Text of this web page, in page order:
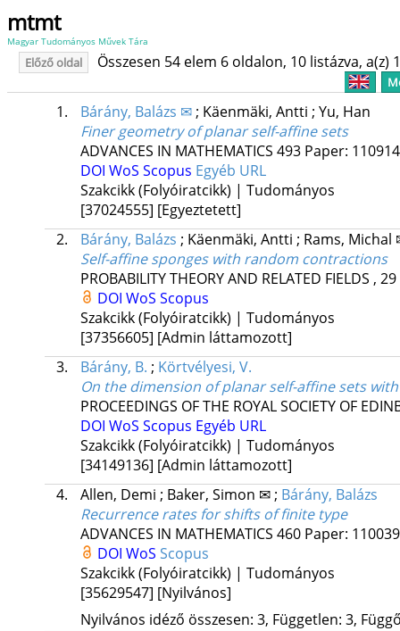
mtmt
Magyar Tudományos Művek Tára
Előző oldal Összesen 54 elem 6 oldalon, 10 listázva, a(z)
1. Bárány, Balázs ✉; Käenmäki, Antti ; Yu, Han
Finer geometry of planar self-affine sets
ADVANCES IN MATHEMATICS 493 Paper:
DOI WoS Scopus Egyéb URL
Szakcikk (Folyóiratcikk) | Tudományos
[37024555] [Egyeztetett]
2.
Bárány, Balázs ; Käenmäki, Antti ; Rams, Michal
Self-affine sponges with random contractions
PROBABILITY THEORY AND RELATED FIELDS ,
DOI WoS Scopus
Szakcikk (Folyóiratcikk) | Tudományos
[37356605] [Admin láttamozott]
3.
Bárány, B. ; Körtvélyesi, V.
On the dimension of planar self-affine sets
PROCEEDINGS OF THE ROYAL SOCIETY OF
DOI WoS Scopus Egyéb URL
Szakcikk (Folyóiratcikk) | Tudományos
[34149136] [Admin láttamozott]
4.
Allen, Demi ; Baker, Simon ✉; Bárány, Balázs
Recurrence rates for shifts of finite type
ADVANCES IN MATHEMATICS 460 Paper:
DOI WoS Scopus
Szakcikk (Folyóiratcikk) | Tudományos
[35629547] [Nyilvános]
Nyilvános idéző összesen: 3, Független: 3,